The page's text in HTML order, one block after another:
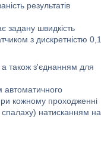
результатів
задану швидкість
з дискретністю 0,1
також з'єднанням для
автоматичного
кожному проходженні
спалаху) натисканням на